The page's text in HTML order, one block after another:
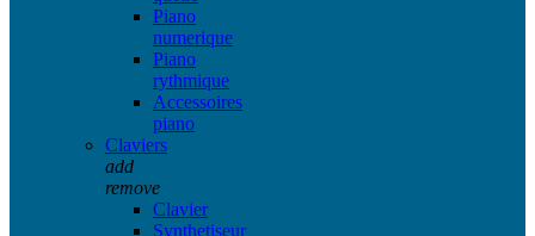
Piano
numerique
Piano
rythmique
Accessoires
piano
Claviers
add
remove
Clavier
Synthetiseur